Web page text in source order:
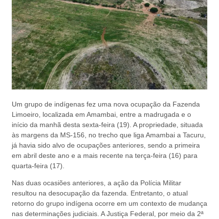
Um grupo de indígenas fez uma nova ocupação da Fazenda
Limoeiro, localizada em Amambai, entre a madrugada e o
início da manhã desta sexta-feira (19). A propriedade, situada
às margens da MS-156, no trecho que liga Amambai a Tacuru,
já havia sido alvo de ocupações anteriores, sendo a primeira
em abril deste ano e a mais recente na terça-feira (16) para
quarta-feira (17).
Nas duas ocasiões anteriores, a ação da Polícia Militar
resultou na desocupação da fazenda. Entretanto, o atual
retorno do grupo indígena ocorre em um contexto de mudança
nas determinações judiciais. A Justiça Federal, por meio da 2ª